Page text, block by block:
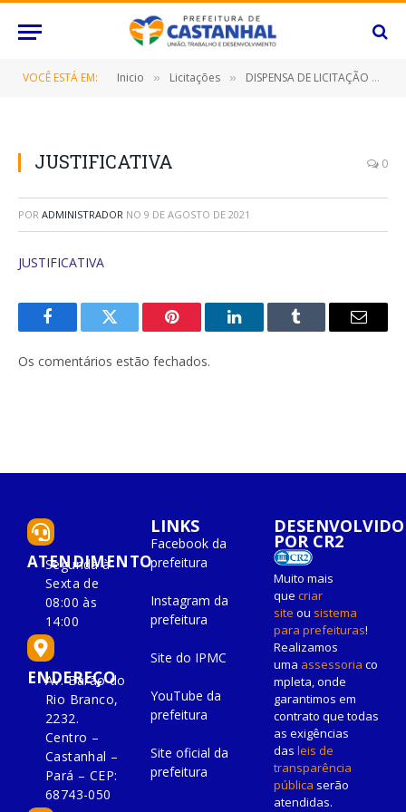
VOCÊ ESTÁ EM: Inicio » Licitações » DISPENSA DE LICITAÇÃO Nº 009/2021/FMAS (LOCAÇÃO DE IMÓVEL EM FAVOR DO USUÁRIO O SR. FRANCISCO ALVARES BEZERRA DANTAS, LOCALIZADO NA RUA MAJOR RUFINO PASSARINHO, N° 516, CASA C, BAIRRO SANTA LÍDIA)
JUSTIFICATIVA 0
POR ADMINISTRADOR NO 9 DE AGOSTO DE 2021
JUSTIFICATIVA
FacebookTwitter Pinterest O
Tumblr
E-
Os comentários estão fechados.
ATENDIMENTO
Segunda à
Sexta de
08:00 às
14:00
ENDEREÇO
Av. Barão do
Rio Branco,
2232.
Centro –
Castanhal –
Pará – CEP:
68743-050
LINKS
Facebook da
prefeitura
Instagram da
prefeitura
Site do IPMC
YouTube da
prefeitura
Site oficial da
prefeitura
DESENVOLVIDO
POR CR2
Muito mais
que criar
site ou sistema
para prefeituras!
Realizamos
uma assessoria co
mpleta, onde
garantimos em
contrato que todas
as exigências
das leis de
transparência
pública serão
atendidas.